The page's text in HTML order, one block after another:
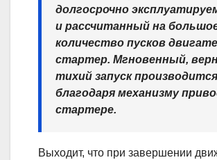
долгосрочно
и рассчитанный на
количество пусков
стартер. Мгновенный,
тихий запуск производится
благодаря механизму
стартере.
Выходит, что при завершении